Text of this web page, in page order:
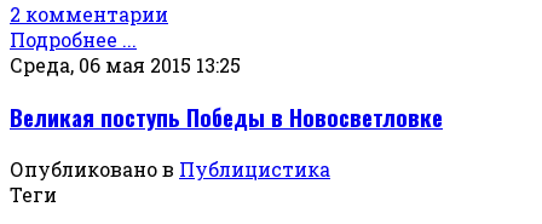
2 комментарии
Подробнее ...
Среда, 06 мая 2015 13:25
Великая поступь Победы в Новосветловке
Опубликовано в Публицистика
Теги